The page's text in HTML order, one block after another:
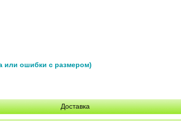
или ошибки с размером)
Доставка